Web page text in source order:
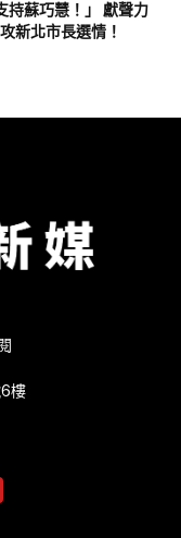
持蘇巧慧！」 獻聲力
新北市長選情！
樓